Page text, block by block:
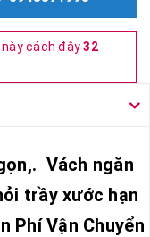
cách đây32
Vách ngăn
trầy xước hạn
Phí Vận Chuyển